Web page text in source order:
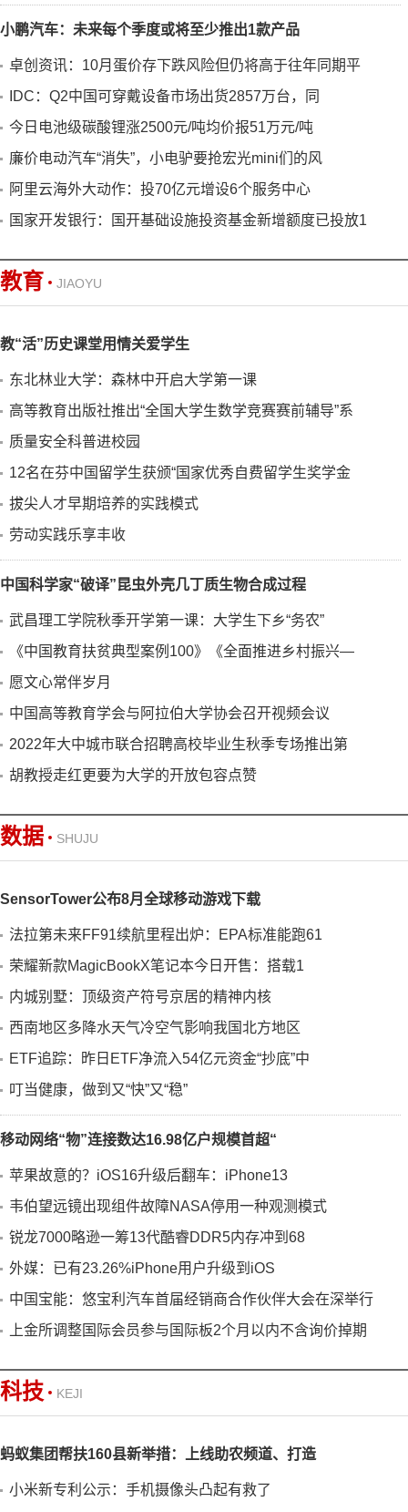
小鹏汽车：未来每个季度或将至少推出1款产品
卓创资讯：10月蛋价存下跌风险但仍将高于往年同期平
IDC：Q2中国可穿戴设备市场出货2857万台，同
今日电池级碳酸锂涨2500元/吨均价报51万元/吨
廉价电动汽车“消失”，小电驴要抢宏光mini们的风
阿里云海外大动作：投70亿元增设6个服务中心
国家开发银行：国开基础设施投资基金新增额度已投放1
教育 JIAOYU
教“活”历史课堂用情关爱学生
东北林业大学：森林中开启大学第一课
高等教育出版社推出“全国大学生数学竞赛赛前辅导”系
质量安全科普进校园
12名在芬中国留学生获颁“国家优秀自费留学生奖学金
拔尖人才早期培养的实践模式
劳动实践乐享丰收
中国科学家“破译”昆虫外壳几丁质生物合成过程
武昌理工学院秋季开学第一课：大学生下乡“务农”
《中国教育扶贫典型案例100》《全面推进乡村振兴—
愿文心常伴岁月
中国高等教育学会与阿拉伯大学协会召开视频会议
2022年大中城市联合招聘高校毕业生秋季专场推出第
胡教授走红更要为大学的开放包容点赞
数据 SHUJU
SensorTower公布8月全球移动游戏下载
法拉第未来FF91续航里程出炉：EPA标准能跑61
荣耀新款MagicBookX笔记本今日开售：搭载1
内城别墅：顶级资产符号京居的精神内核
西南地区多降水天气冷空气影响我国北方地区
ETF追踪：昨日ETF净流入54亿元资金“抄底”中
叮当健康，做到又“快”又“稳”
移动网络“物”连接数达16.98亿户规模首超“
苹果故意的？iOS16升级后翻车：iPhone13
韦伯望远镜出现组件故障NASA停用一种观测模式
锐龙7000略逊一筹13代酷睿DDR5内存冲到68
外媒：已有23.26%iPhone用户升级到iOS
中国宝能：悠宝利汽车首届经销商合作伙伴大会在深举行
上金所调整国际会员参与国际板2个月以内不含询价掉期
科技 KEJI
蚂蚁集团帮扶160县新举措：上线助农频道、打造
小米新专利公示：手机摄像头凸起有救了